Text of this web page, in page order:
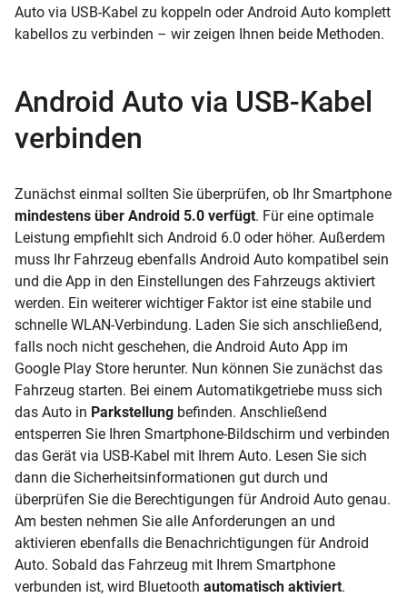
Auto via USB-Kabel zu koppeln oder Android Auto komplett
kabellos zu verbinden – wir zeigen Ihnen beide Methoden.
Android Auto via USB-Kabel
verbinden
Zunächst einmal sollten Sie überprüfen, ob Ihr Smartphone
mindestens über Android 5.0 verfügt. Für eine optimale
Leistung empfiehlt sich Android 6.0 oder höher. Außerdem
muss Ihr Fahrzeug ebenfalls Android Auto kompatibel sein
und die App in den Einstellungen des Fahrzeugs aktiviert
werden. Ein weiterer wichtiger Faktor ist eine stabile und
schnelle WLAN-Verbindung. Laden Sie sich anschließend,
falls noch nicht geschehen, die Android Auto App im
Google Play Store herunter. Nun können Sie zunächst das
Fahrzeug starten. Bei einem Automatikgetriebe muss sich
das Auto in Parkstellung befinden. Anschließend
entsperren Sie Ihren Smartphone-Bildschirm und verbinden
das Gerät via USB-Kabel mit Ihrem Auto. Lesen Sie sich
dann die Sicherheitsinformationen gut durch und
überprüfen Sie die Berechtigungen für Android Auto genau.
Am besten nehmen Sie alle Anforderungen an und
aktivieren ebenfalls die Benachrichtigungen für Android
Auto. Sobald das Fahrzeug mit Ihrem Smartphone
verbunden ist, wird Bluetooth automatisch aktiviert.